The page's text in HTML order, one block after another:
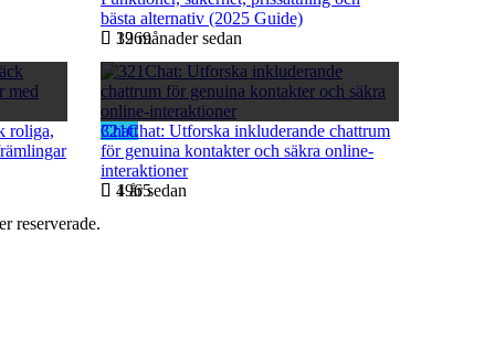
bästa alternativ (2025 Guide)
12 månader sedan
3969
roliga,
Chatt
321Chat: Utforska inkluderande chattrum
för genuina kontakter och säkra online-
interaktioner
1 år sedan
4965
reserverade.